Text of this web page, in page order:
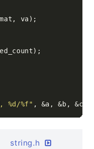
va);
%d/%f"
string.h